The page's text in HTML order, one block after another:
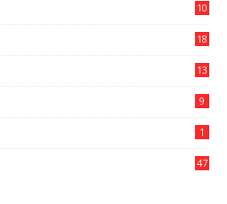
10
18
13
9
1
47